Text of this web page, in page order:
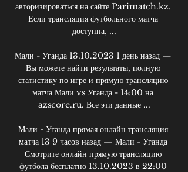
авторизироваться на сайте Parimatch.kz.
Если трансляция футбольного матча
доступна, ...
Мали - Уганда 13.10.2023 1 день назад —
Вы можете найти результаты, полную
статистику по игре и прямую трансляцию
матча Мали vs Уганда - 14:00 на
azscore.ru. Все эти данные ...
Мали - Уганда прямая онлайн трансляция
матча 13 9 часов назад — Мали - Уганда
Смотрите онлайн прямую трансляцию
футбола бесплатно 13.10.2023 в 22:00